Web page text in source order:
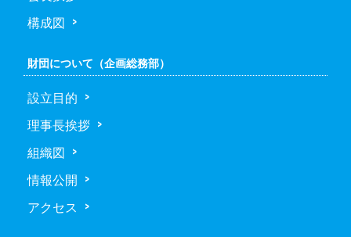
構成図
財団について（企画総務部）
設立目的
理事長挨拶
組織図
情報公開
アクセス